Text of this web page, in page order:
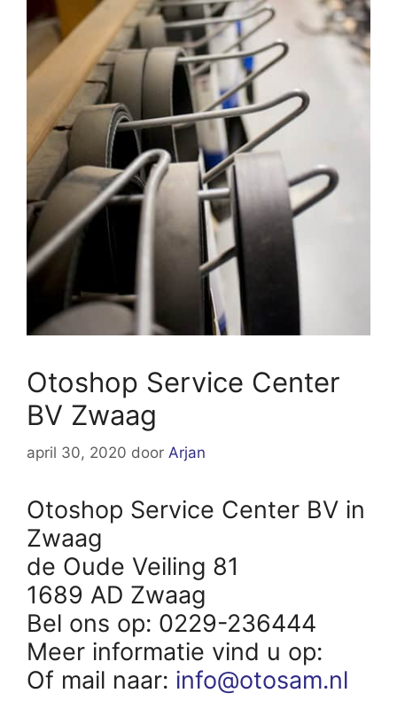
Otoshop Service Center
BV Zwaag
april 30, 2020 door Arjan
Otoshop Service Center BV in
Zwaag
de Oude Veiling 81
1689 AD Zwaag
Bel ons op: 0229-236444
Meer informatie vind u op:
Of mail naar: info@otosam.nl